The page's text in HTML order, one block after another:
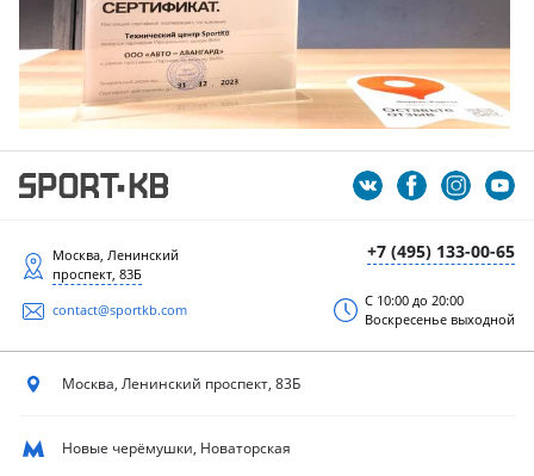
+7 (495) 133-00-65
Москва, Ленинский
проспект, 83Б
contact@sportkb.com
С 10:00 до 20:00
Воскресенье выходной
Москва, Ленинский проспект, 83Б
Новые черёмушки, Новаторская